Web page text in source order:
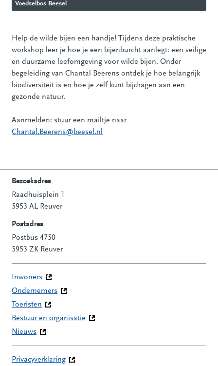
Voedselbos Beesel
Help de wilde bijen een handje! Tijdens deze praktische
workshop leer je hoe je een bijenburcht aanlegt: een veilige
en duurzame leefomgeving voor wilde bijen. Onder
begeleiding van Chantal Beerens ontdek je hoe belangrijk
biodiversiteit is en hoe je zelf kunt bijdragen aan een
gezonde natuur.
Aanmelden: stuur een mailtje naar
Chantal.Beerens@beesel.nl
Contactinformatie
Bezoekadres
Raadhuisplein 1
5953 AL Reuver
Postadres
Postbus 4750
5953 ZK Reuver
Inwoners
Ondernemers
Toeristen
Bestuur en organisatie
Nieuws
Privacyverklaring